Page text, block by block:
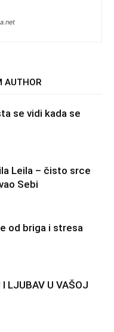
AUTHOR
se vidi kada se
Leila – čisto srce
Sebi
od briga i stresa
I LJUBAV U VAŠOJ